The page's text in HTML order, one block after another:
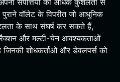
संपत्तियों को अधिक कुशलता से
वॉलेट के विपरीत जो आधुनिक
के साथ संघर्ष कर सकते हैं,
और मल्टी-चेन आवश्यकताओं
जिनकी शोधकर्ताओं और डेवलपर्स को